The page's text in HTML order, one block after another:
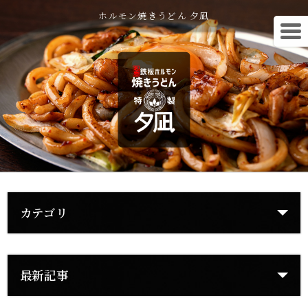
ホルモン焼きうどん 夕凪
カテゴリ
最新記事